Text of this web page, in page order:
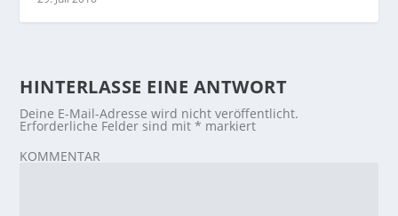
HINTERLASSE EINE ANTWORT
Deine E-Mail-Adresse wird nicht veröffentlicht.
Erforderliche Felder sind mit* markiert
KOMMENTAR